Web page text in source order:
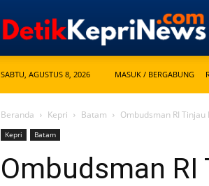
SABTU, AGUSTUS 8, 2026 MASUK / BERGABUNG
Beranda Kepri Batam Ombudsman RI
Kepri Batam
Ombudsman RI